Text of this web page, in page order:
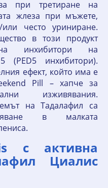
при третиране на
жлеза при мъжете,
често уриниране.
в този продукт
инхибитори на
(PED5 инхибитори).
ефект, който има е
Pill – хапче за
изживявания.
на Тадалафил са
в малката
с активна
Циалис